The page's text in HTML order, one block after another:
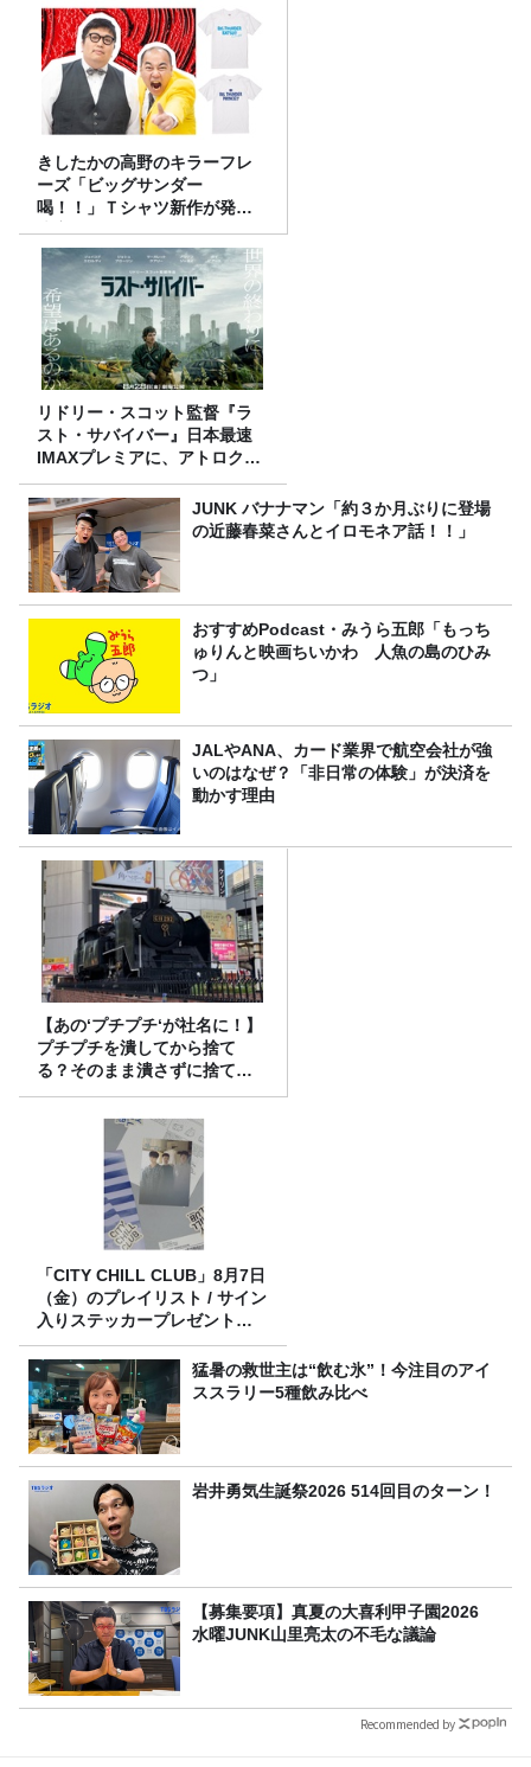
きしたかの高野のキラーフレ
ーズ「ビッグサンダー
喝！！」Ｔシャツ新作が発売
決定！
リドリー・スコット監督『ラ
スト・サバイバー』日本最速
IMAXプレミアに、アトロクリ
スナー60名をご招待！
JUNK バナナマン「約３か月ぶりに登場
の近藤春菜さんとイロモネア話！！」
おすすめPodcast・みうら五郎「もっち
ゅりんと映画ちいかわ 人魚の島のひみ
つ」
JALやANA、カード業界で航空会社が強
いのはなぜ？「非日常の体験」が決済を
動かす理由
【あの‘プチプチ‘が社名に！】
プチプチを潰してから捨て
る？そのまま潰さずに捨て
る？
「CITY CHILL CLUB」8月7日
（金）のプレイリスト / サイン
入りステッカープレゼント有
り
猛暑の救世主は“飲む氷”！今注目のアイ
ススラリー5種飲み比べ
岩井勇気生誕祭2026 514回目のターン！
【募集要項】真夏の大喜利甲子園2026
水曜JUNK山里亮太の不毛な議論
Recommended by